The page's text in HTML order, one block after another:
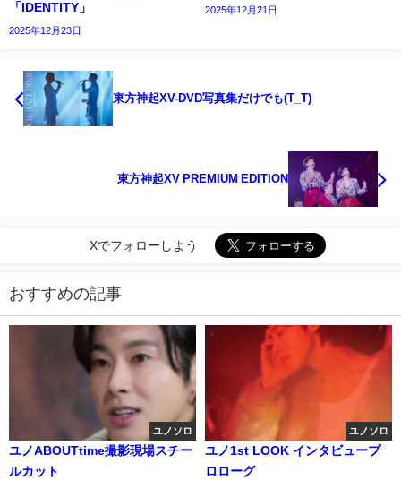
「IDENTITY」
2025年12月23日
2025年12月21日
東方神起XV-DVD写真集だけでも(T_T)
東方神起XV PREMIUM EDITION
Xでフォローしよう
おすすめの記事
ユノソロ
ユノABOUTtime撮影現場スチー
ルカット
ユノソロ
ユノ1st LOOK インタビュープ
ロローグ